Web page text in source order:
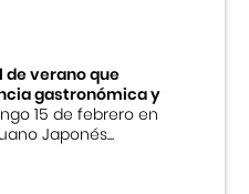
de verano que
gastronómica y
15 de febrero en
Japonés...